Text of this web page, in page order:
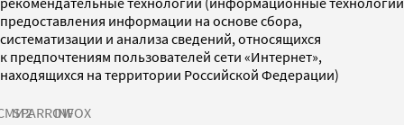
предоставления информации на основе сбора,
систематизации и анализа сведений, относящихся
к предпочтениям пользователей сети «Интернет»,
находящихся на территории Российской Федерации)
SPARROWINFOX